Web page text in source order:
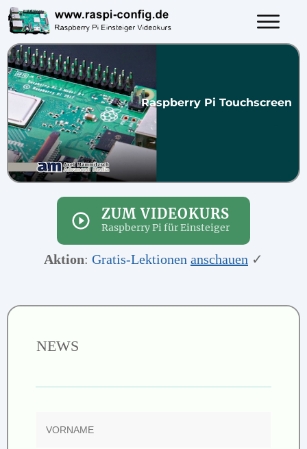
Raspberry Pi Touchscreen
ZUM VIDEOKURS
Raspberry Pi für Einsteiger
Aktion: Gratis-Lektionen anschauen ✓
NEWS